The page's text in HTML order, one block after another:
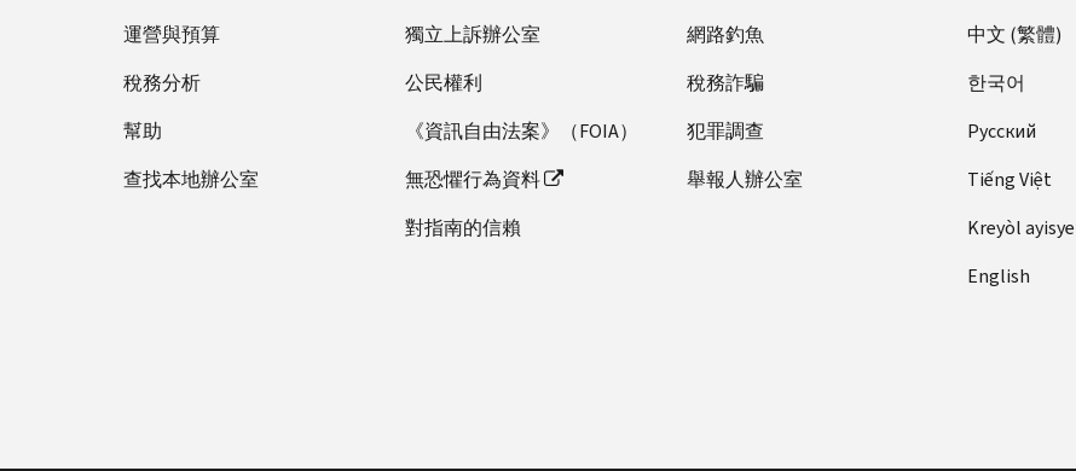
運營與預算
稅務分析
幫助
查找本地辦公室
獨立上訴辦公室
公民權利
《資訊自由法案》（FOIA）
無恐懼行為資料
對指南的信賴
網路釣魚
稅務詐騙
犯罪調查
舉報人辦公室
中文 (繁體)
한국어
Pусский
Tiếng Việt
Kreyòl
English